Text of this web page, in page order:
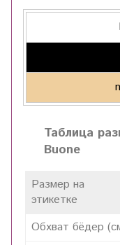
Таблица
Buone
Размер на
этикетке
Обхват бёдер